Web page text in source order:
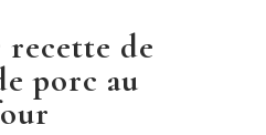
recette de
porc au